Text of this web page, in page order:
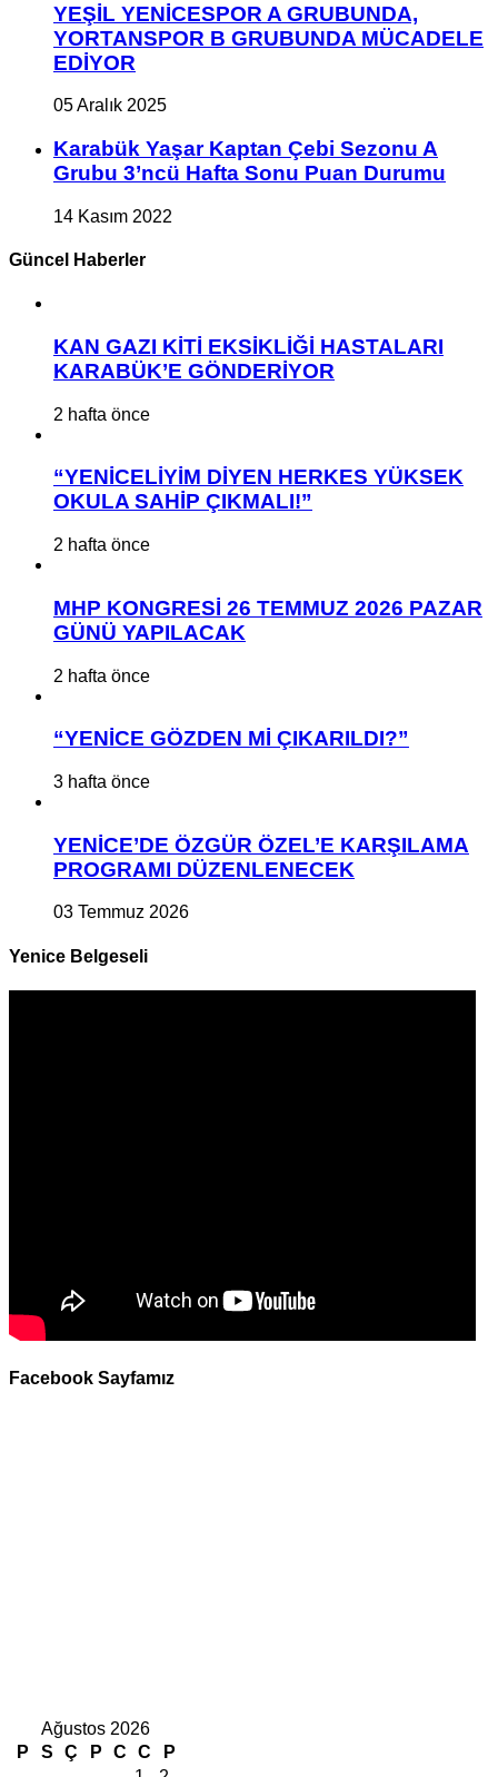
YEŞİL YENİCESPOR A GRUBUNDA,
YORTANSPOR B GRUBUNDA MÜCADELE
EDİYOR
05 Aralık 2025
Karabük Yaşar Kaptan Çebi Sezonu A
Grubu 3’ncü Hafta Sonu Puan Durumu
14 Kasım 2022
Güncel Haberler
KAN GAZI KİTİ EKSİKLİĞİ HASTALARI
KARABÜK’E GÖNDERİYOR
2 hafta önce
“YENİCELİYİM DİYEN HERKES YÜKSEK
OKULA SAHİP ÇIKMALI!”
2 hafta önce
MHP KONGRESİ 26 TEMMUZ 2026 PAZAR
GÜNÜ YAPILACAK
2 hafta önce
“YENİCE GÖZDEN Mİ ÇIKARILDI?”
3 hafta önce
YENİCE’DE ÖZGÜR ÖZEL’E KARŞILAMA
PROGRAMI DÜZENLENECEK
03 Temmuz 2026
Yenice Belgeseli
Facebook Sayfamız
Ağustos 2026
P
S Ç P C C
P